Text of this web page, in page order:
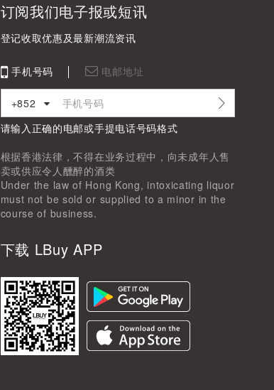
订阅我们电子报或短讯
登记收取优惠及最新潮流资讯
手机号码 电邮地址
+852
请输入正确的电邮或手提电话号码格式
根据香港法律，不得在业务过程中，向未成年人售
卖或供应令人醺醉的酒类
Under the law of Hong Kong, intoxicating liquor
must not be sold or supplied to a minor in the
course of business.
下载 LBuy APP